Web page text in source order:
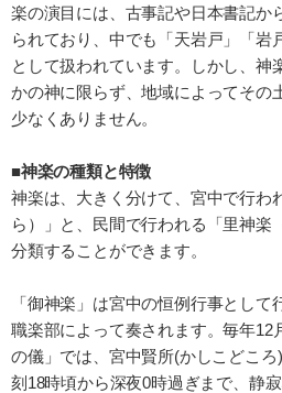
楽の演目には、古事記や日本書記か
られており、中でも「天岩戸」「岩
として扱われています。しかし、神
かの神に限らず、地域によってその
少なくありません。
■神楽の種類と特徴
神楽は、大きく分けて、宮中で行わ
ら）」と、民間で行われる「里神楽
分類することができます。
「御神楽」は宮中の恒例行事とし
職楽部によって奏されます。毎年12
の儀」では、宮中賢所(かしこどこ
刻18時頃から深夜0時過ぎまで、静